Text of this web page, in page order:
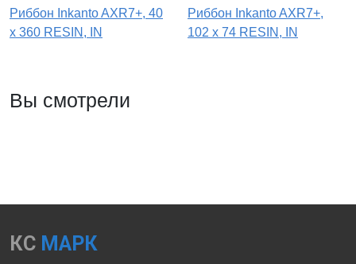
Риббон Inkanto AXR7+, 40
х 360 RESIN, IN
Риббон Inkanto AXR7+,
102 х 74 RESIN, IN
Вы смотрели
КС МАРК